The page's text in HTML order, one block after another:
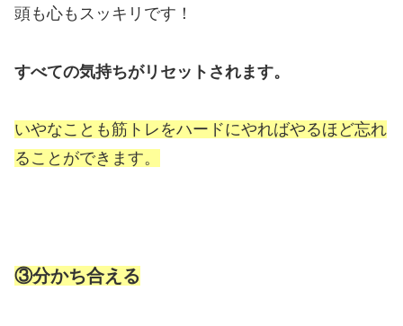
頭も心もスッキリです！
すべての気持ちがリセットされます。
いやなことも筋トレをハードにやればやるほど忘れ
ることができます。
③分かち合える